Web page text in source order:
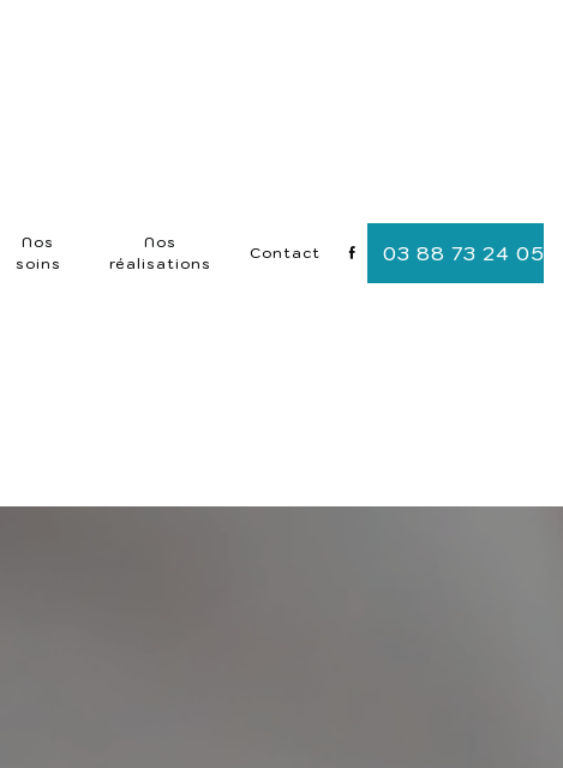
Nos
soins
Nos
réalisations
Contact 03 88 73 24 05